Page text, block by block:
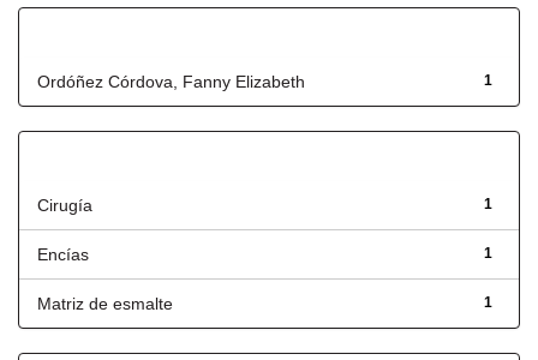
1
Ordóñez Córdova, Fanny Elizabeth
1
Cirugía
1
Encías
1
Matriz de esmalte